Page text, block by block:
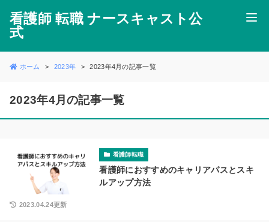
看護師 転職 ナースキャスト公
式
ホーム 2023年 2023年4月の記事一覧
2023年4月の記事一覧
看護師転職
看護師におすすめのキャリアパスとスキ
ルアップ方法
2023.04.24更新